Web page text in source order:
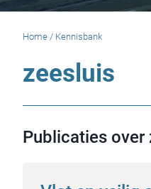
Home / Kennisbank
zeesluis
Publicaties over